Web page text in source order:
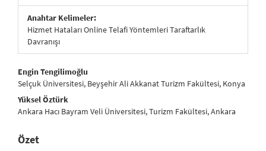
Anahtar Kelimeler:
Hizmet Hataları Online Telafi Yöntemleri Taraftarlık
Davranışı
##plugins.themes.bootstrap3.article.main##
Engin Tengilimoğlu
Selçuk Üniversitesi, Beyşehir Ali Akkanat Turizm Fakültesi, Konya
Yüksel Öztürk
Ankara Hacı Bayram Veli Üniversitesi, Turizm Fakültesi, Ankara
Özet